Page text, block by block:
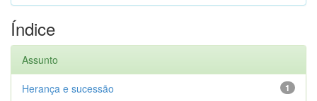
Índice
Assunto
1
Herança e sucessão